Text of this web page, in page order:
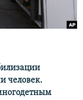
человек.